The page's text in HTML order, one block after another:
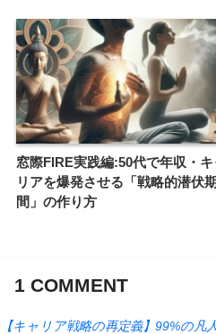
窓際FIRE実践編:50代で年収・キ
リアを爆発させる「戦略的潜伏期
間」の作り方
1 COMMENT
【キャリア戦略の再定義】99%の凡